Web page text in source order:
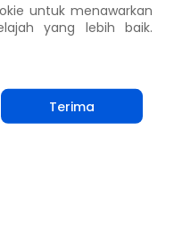
untuk menawarkan
yang lebih baik.
Terima